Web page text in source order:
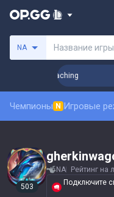
NA Название
Challenger Coaching
Чемпионы N Игровые
503
NA Рейтинг на
Подключите